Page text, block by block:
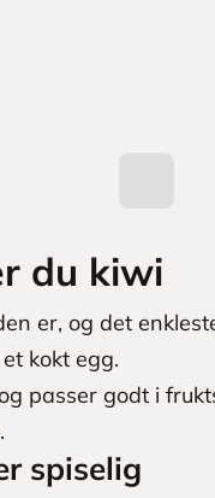
du kiwi
er, og det
kokt egg.
passer godt i
spiselig